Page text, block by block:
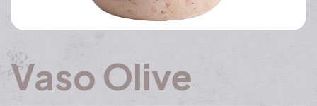
Vaso Olive